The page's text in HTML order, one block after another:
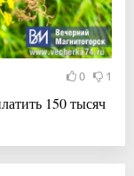
0 1
150 тысяч